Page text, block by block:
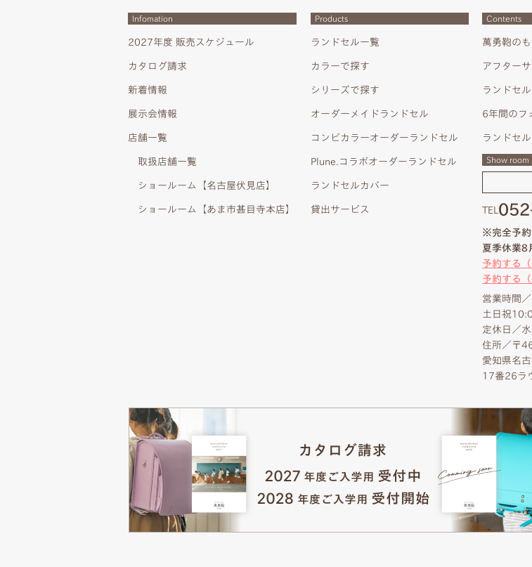
Infomation
2027年度 販売スケジュール
カタログ請求
新着情報
展示会情報
店舗一覧
取扱店舗一覧
ショールーム【名古屋伏見店】
ショールーム【あま市甚目寺本店】
Products
ランドセル一覧
カラーで探す
シリーズで探す
オーダーメイドランドセル
コンビカラーオーダーランドセル
Plune.コラボオーダーランドセル
ランドセルカバー
貸出サービス
Contents
萬勇鞄の
アフター
ランドセ
6年間のフ
ランドセ
Show room
TEL
※完全予約
夏季休業8
予約する（
予約する（
営業時間
土日祝
定休日／
住所／〒
愛知県名
17番26ラ